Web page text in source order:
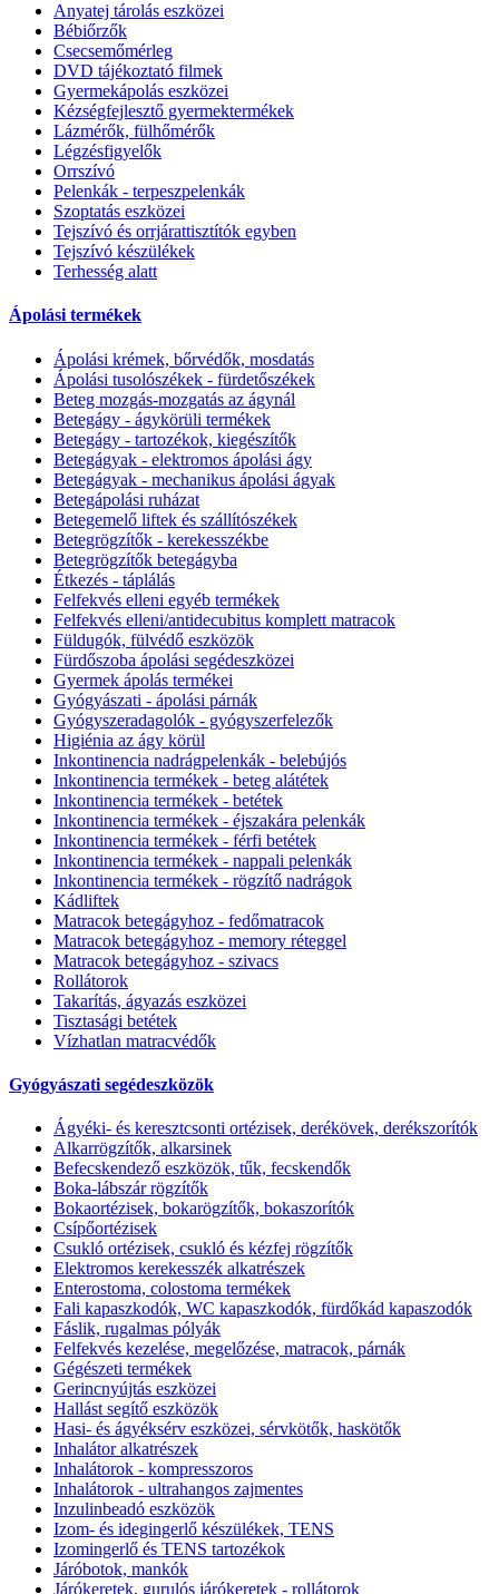
Anyatej tárolás eszközei
Bébiőrzők
Csecsemőmérleg
DVD tájékoztató filmek
Gyermekápolás eszközei
Kézségfejlesztő gyermektermékek
Lázmérők, fülhőmérők
Légzésfigyelők
Orrszívó
Pelenkák - terpeszpelenkák
Szoptatás eszközei
Tejszívó és orrjárattisztítók egyben
Tejszívó készülékek
Terhesség alatt
Ápolási termékek
Ápolási krémek, bőrvédők, mosdatás
Ápolási tusolószékek - fürdetőszékek
Beteg mozgás-mozgatás az ágynál
Betegágy - ágykörüli termékek
Betegágy - tartozékok, kiegészítők
Betegágyak - elektromos ápolási ágy
Betegágyak - mechanikus ápolási ágyak
Betegápolási ruházat
Betegemelő liftek és szállítószékek
Betegrögzítők - kerekesszékbe
Betegrögzítők betegágyba
Étkezés - táplálás
Felfekvés elleni egyéb termékek
Felfekvés elleni/antidecubitus komplett matracok
Füldugók, fülvédő eszközök
Fürdőszoba ápolási segédeszközei
Gyermek ápolás termékei
Gyógyászati - ápolási párnák
Gyógyszeradagolók - gyógyszerfelezők
Higiénia az ágy körül
Inkontinencia nadrágpelenkák - belebújós
Inkontinencia termékek - beteg alátétek
Inkontinencia termékek - betétek
Inkontinencia termékek - éjszakára pelenkák
Inkontinencia termékek - férfi betétek
Inkontinencia termékek - nappali pelenkák
Inkontinencia termékek - rögzítő nadrágok
Kádliftek
Matracok betegágyhoz - fedőmatracok
Matracok betegágyhoz - memory réteggel
Matracok betegágyhoz - szivacs
Rollátorok
Takarítás, ágyazás eszközei
Tisztasági betétek
Vízhatlan matracvédők
Gyógyászati segédeszközök
Ágyéki- és keresztcsonti ortézisek, derékövek, derékszorítók
Alkarrögzítők, alkarsinek
Befecskendező eszközök, tűk, fecskendők
Boka-lábszár rögzítők
Bokaortézisek, bokarögzítők, bokaszorítók
Csípőortézisek
Csukló ortézisek, csukló és kézfej rögzítők
Elektromos kerekesszék alkatrészek
Enterostoma, colostoma termékek
Fali kapaszkodók, WC kapaszkodók, fürdőkád kapaszodók
Fáslik, rugalmas pólyák
Felfekvés kezelése, megelőzése, matracok, párnák
Gégészeti termékek
Gerincnyújtás eszközei
Hallást segítő eszközök
Hasi- és ágyéksérv eszközei, sérvkötők, haskötők
Inhalátor alkatrészek
Inhalátorok - kompresszoros
Inhalátorok - ultrahangos zajmentes
Inzulinbeadó eszközök
Izom- és idegingerlő készülékek, TENS
Izomingerlő és TENS tartozékok
Járóbotok, mankók
Járókeretek, gurulós járókeretek - rollátorok